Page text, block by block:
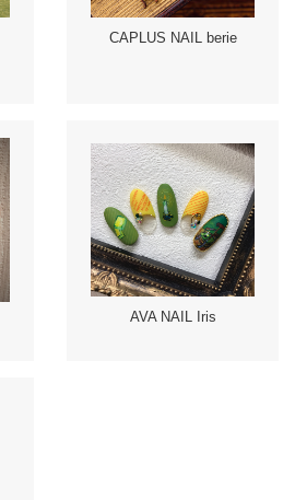
CAPLUS NAIL berie
AVA NAIL Iris